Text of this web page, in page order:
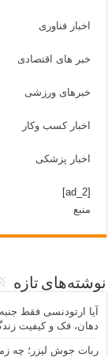
اخبار فناوری
خبر های اقتصادی
خبرهای ورزشی
اخبار کسب وکار
اخبار پزشکی
[ad_2]
منبع
نوشته‌های تازه
آیا ارتودنسی فقط
دهان، فک و کیفیت
ربات جوش لیزر؛ چه